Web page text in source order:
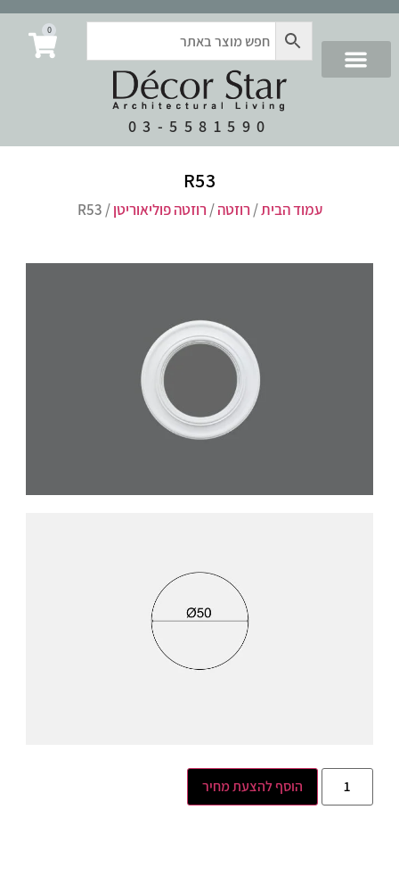
03-5581590
0
R53
עמוד הבית/ רוזטה/ רוזטה פוליאוריטן/ R53
הוסף להצעת מחיר